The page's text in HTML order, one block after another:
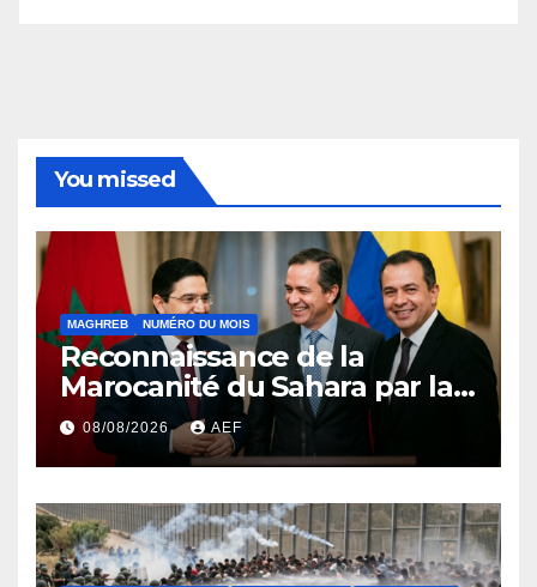
You missed
MAGHREB NUMÉRO DU MOIS
Reconnaissance de la
Marocanité du Sahara par la
Colombie ou l’effet domino
de la résolution 2797 du
conseil de sécurité
08/08/2026 AEF